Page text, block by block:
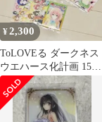
¥2,300
ToLOVEる ダークネス
ウエハース化計画 15枚
セット